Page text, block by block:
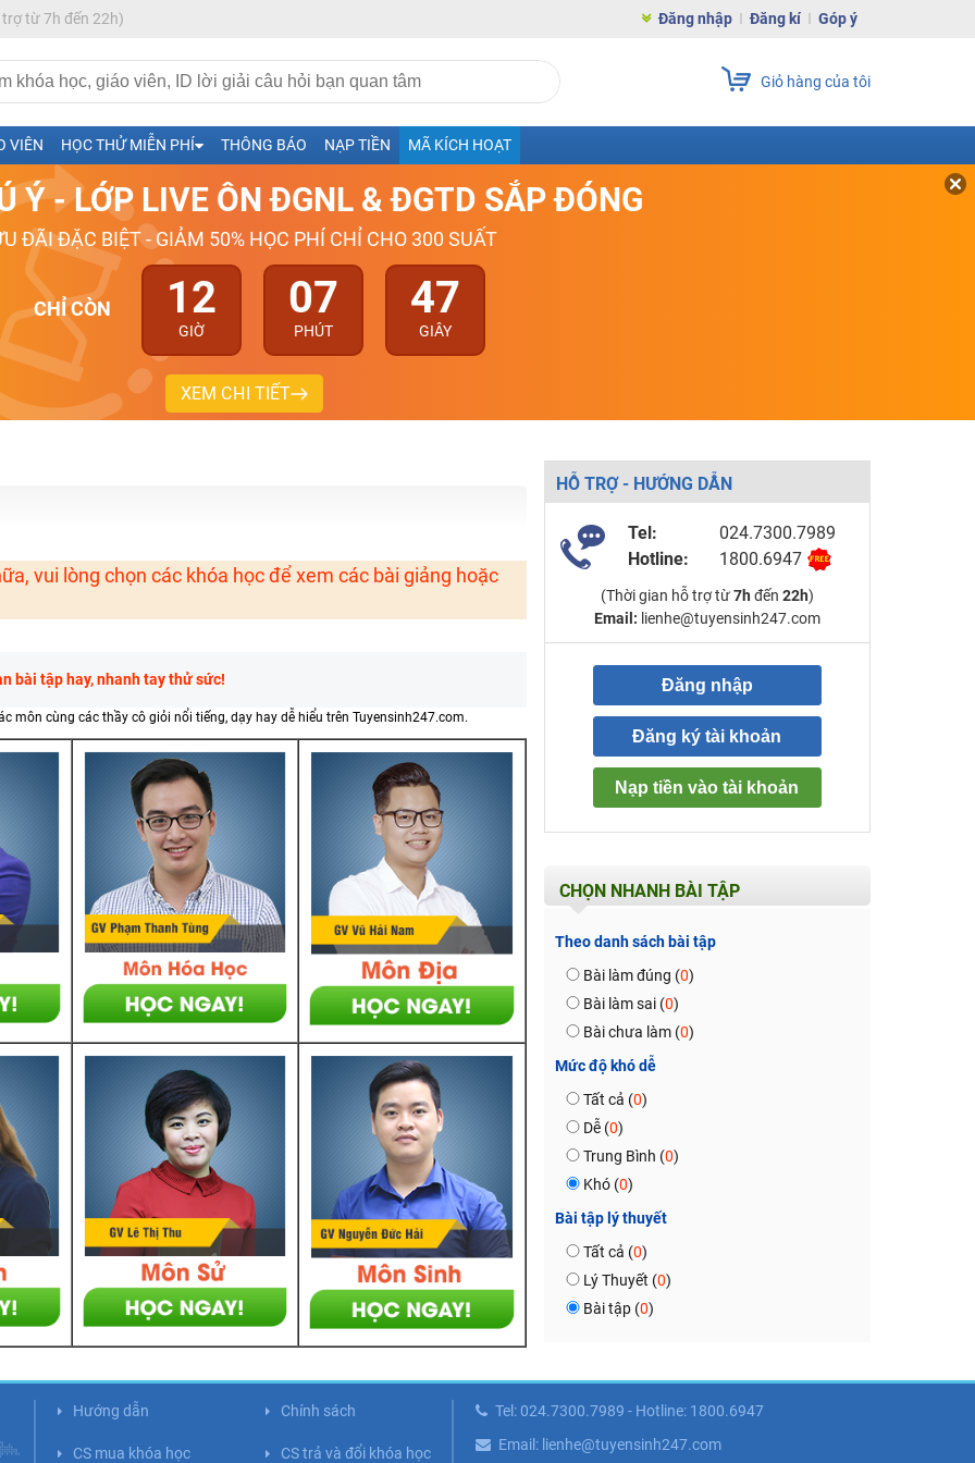
từ 7h đến 22h) Đăng nhập Đăng kí Góp ý
Giỏ hàng của tôi
VIÊN HỌC THỬ MIỄN PHÍ THÔNG BÁO NẠP TIỀN MÃ KÍCH HOẠT
Ý - LỚP LIVE ÔN ĐGNL & ĐGTD SẮP ĐÓNG
ĐÃI ĐẶC BIỆT - GIẢM 50% HỌC PHÍ CHỈ CHO 300 SUẤT
CHỈ CÒN 12
GIỜ
07
PHÚT
46
GIÂY
XEM CHI TIẾT
Sinh-Sử-Địa cùng Thầy Cô giỏi, nổi tiếng
2027
ít nhất 25 điểm
lai!
viên giỏi và nổi tiếng
vui lòng chọn các khóa học để xem các bài giảng hoặc
bài tập hay, nhanh tay thử sức!
môn cùng các thầy cô giỏi nổi tiếng, dạy hay dễ hiểu trên Tuyensinh247.com.
HỖ TRỢ - HƯỚNG DẪN
Tel:
024.7300.7989
Hotline:
1800.6947
(Thời gian hỗ trợ từ7h đến 22h)
Email: lienhe@tuyensinh247.com
Đăng nhập
Đăng ký tài khoản
Nạp tiền vào tài khoản
CHỌN NHANH BÀI TẬP
Theo danh sách bài tập
Bài làm đúng (0)
Bài làm sai (0)
Bài chưa làm (0)
Mức độ khó dễ
Tất cả (0)
Dễ (0)
Trung Bình (0)
Khó (0)
Bài tập lý thuyết
Tất cả (0)
Lý Thuyết (0)
Bài tập (0)
Hướng dẫn Chính sách
CS mua khóa học CS trả và đổi khóa học
Tel: 024.7300.7989 - Hotline: 1800.6947
Email: lienhe@tuyensinh247.com